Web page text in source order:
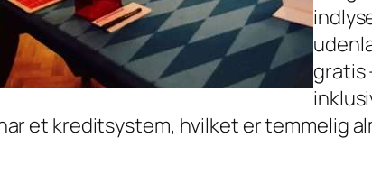
gratis
et kreditsystem, hvilket er temmelig